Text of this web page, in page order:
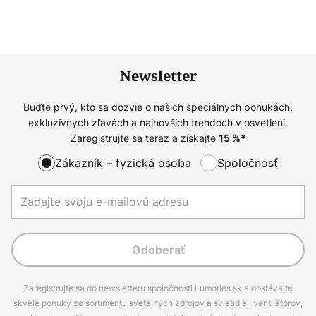
Newsletter
Buďte prvý, kto sa dozvie o našich špeciálnych ponukách,
exkluzívnych zľavách a najnovších trendoch v osvetlení.
Zaregistrujte sa teraz a získajte 15%*
Zákazník – fyzická osoba Spoločnosť
Odoberať
Zaregistrujte sa do newsletteru spoločnosti Lumories.sk a dostávajte
skvelé ponuky zo sortimentu svetelných zdrojov a svietidiel, ventilátorov,